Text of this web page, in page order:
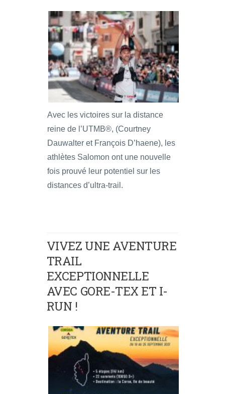
Avec les victoires sur la distance
reine de l’UTMB®, (Courtney
Dauwalter et François D’haene), les
athlètes Salomon ont une nouvelle
fois prouvé leur potentiel sur les
distances d’ultra-trail.
VIVEZ UNE AVENTURE
TRAIL
EXCEPTIONNELLE
AVEC GORE-TEX ET I-
RUN !